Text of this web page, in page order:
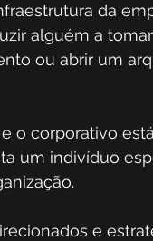
da
alguém a
ou abrir um
o corporativo
um indivíduo
e